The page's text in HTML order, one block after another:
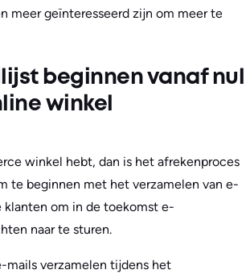
meer geïnteresseerd zijn om meer te
beginnen vanaf nul
winkel
winkel hebt, dan is het afrekenproces
te beginnen met het verzamelen van e-
klanten om in de toekomst e-
naar te sturen.
mails verzamelen tijdens het